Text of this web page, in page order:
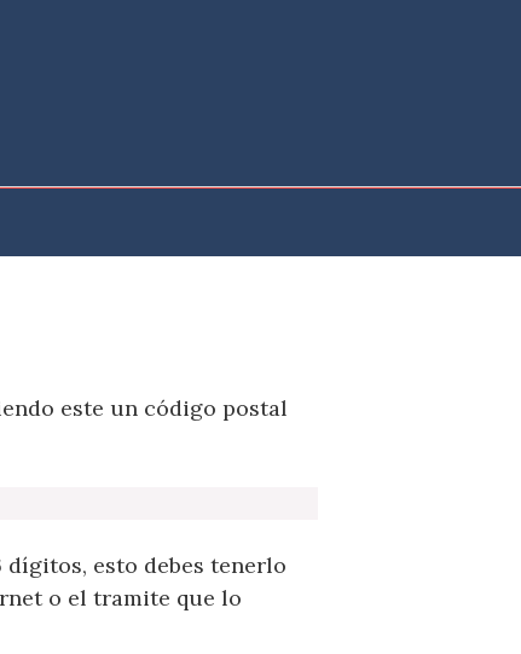
este un código postal
esto debes tenerlo
o el tramite que lo